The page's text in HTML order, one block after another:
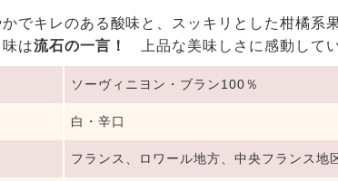
でキレのある酸味と、スッキリとした柑橘系
は流石の一言！ 上品な美味しさに感動して
ソーヴィニヨン・ブラン100％
白・辛口
フランス、ロワール地方、中央フランス地